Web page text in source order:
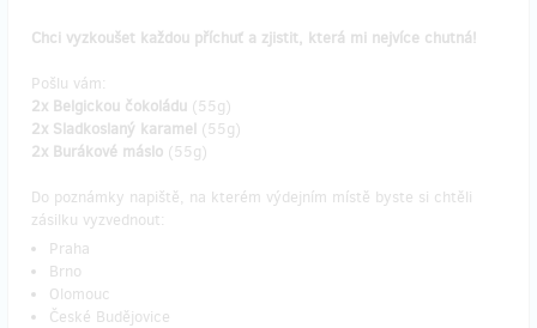
Chci vyzkoušet každou příchuť a zjistit, která mi nejvíce chutná!
Pošlu vám:
2x Belgickou čokoládu (55g)
2x Sladkoslaný karamel (55g)
2x Burákové máslo (55g)
Do poznámky napiště, na kterém výdejním místě byste si chtěli
zásilku vyzvednout:
Praha
Brno
Olomouc
České Budějovice